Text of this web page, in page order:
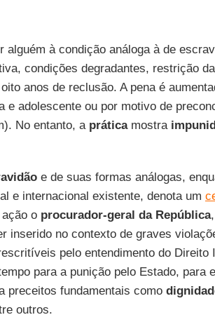
alguém à condição análoga à de
condições degradantes, restrição
anos de reclusão. A pena é
e adolescente ou por motivo de
No entanto, a práticamostra
e de suas formas análogas,
e internacional existente, denota um
o procurador-geral da República,
inserido no contexto de graves
pelo entendimento do Direito
para a punição pelo Estado, para
preceitos fundamentais como
outros.